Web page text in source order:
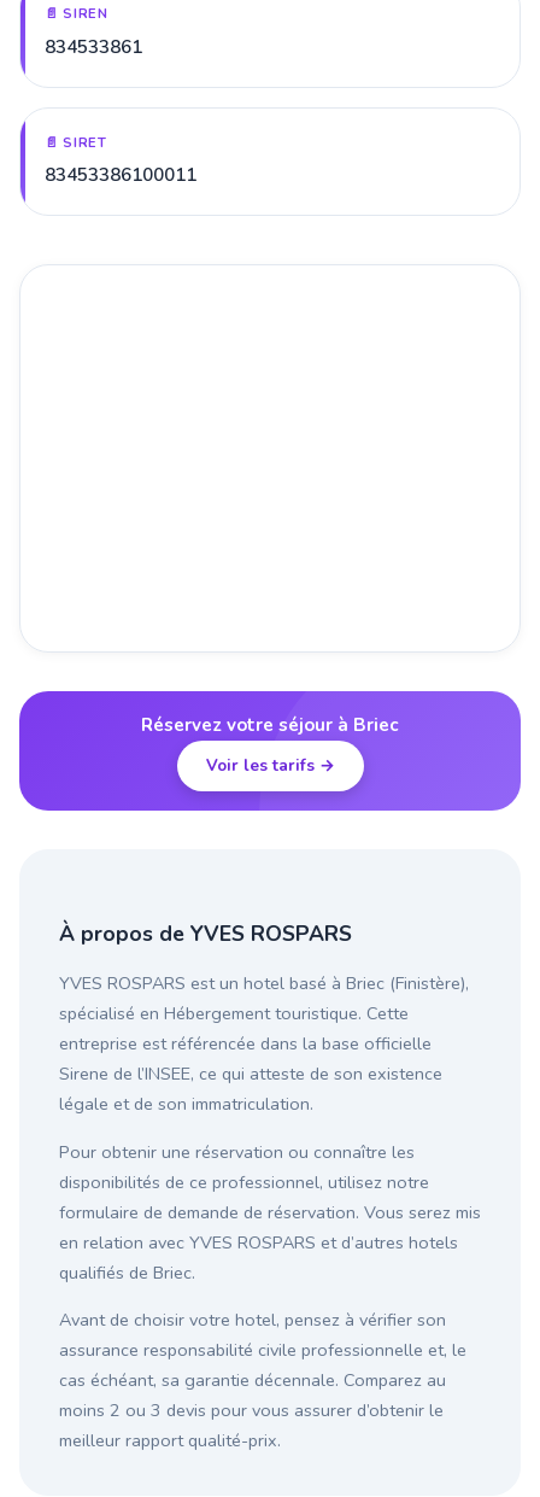
📄 SIREN
834533861
📄 SIRET
83453386100011
Réservez votre séjour à Briec
Voir les tarifs →
À propos de YVES ROSPARS
YVES ROSPARS est un hotel basé à Briec (Finistère),
spécialisé en Hébergement touristique. Cette
entreprise est référencée dans la base officielle
Sirene de l’INSEE, ce qui atteste de son existence
légale et de son immatriculation.
Pour obtenir une réservation ou connaître les
disponibilités de ce professionnel, utilisez notre
formulaire de demande de réservation. Vous serez mis
en relation avec YVES ROSPARS et d’autres hotels
qualifiés de Briec.
Avant de choisir votre hotel, pensez à vérifier son
assurance responsabilité civile professionnelle et, le
cas échéant, sa garantie décennale. Comparez au
moins 2 ou 3 devis pour vous assurer d’obtenir le
meilleur rapport qualité-prix.